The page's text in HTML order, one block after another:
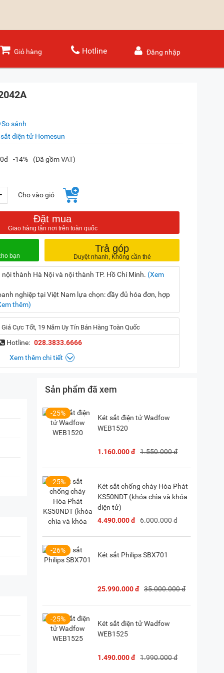
Giỏ hàng Hotline Đăng nhập
So sánh
điện tử Homesun
-14%
(Đã gồm VAT)
Cho vào giỏ
Đặt mua
Trả góp
thành Hà Nội và nội thành TP. Hồ Chí Minh. (Xem
nghiệp tại Việt Nam lựa chọn: đầy đủ hóa đơn, hợp
thêm)
Cực Tốt, 19 Năm Uy Tín Bán Hàng Toàn Quốc
Hotline: 028.3833.6666
Xem thêm chi tiết
Chỉ đường)
Chỉ đường)
Vườn Lài, TP. HCM( Chỉ đường)
Sản phẩm đã xem
-25%
Két sắt điện tử Wadfow
WEB1520
1.160.000 đ 1.550.000 đ
-25%
Két sắt chống cháy Hòa Phát
KS50NDT (khóa chìa và khóa
điện tử)
4.490.000 đ
6.000.000 đ
-26%
Két sắt Philips SBX701
25.990.000 đ 35.000.000 đ
-25%
Két sắt điện tử Wadfow
WEB1525
1.490.000 đ 1.990.000 đ